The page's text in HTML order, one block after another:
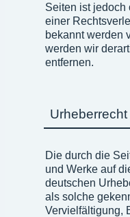
Seiten ist jedoch
einer
bekannt werden
werden wir
entfernen.
Urheberrecht
Die durch die
und Werke auf
deutschen
als solche
Vervielfältigung,